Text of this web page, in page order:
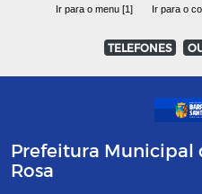
Ir para o menu [1] Ir para o
TELEFONES
Prefeitura Municipal
Rosa